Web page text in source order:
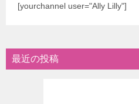
[yourchannel user="Ally Lilly"]
最近の投稿